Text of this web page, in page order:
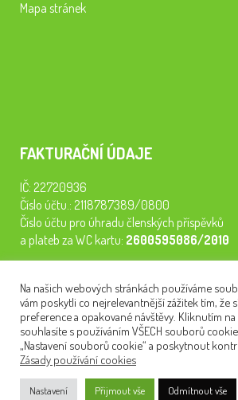
Mapa stránek
FAKTURAČNÍ ÚDAJE
IČ: 22720936
Číslo účtu.: 2118787389/0800
Číslo účtu pro úhradu členských příspěvků
a plateb za WC kartu: 2600595086/2010
semináře, konferenci, plavbu na lodi a WC
tiskneme odborné publikace pro pacienty.
NEWSLETTER
Na našich webových stránkách používáme
vám poskytli co nejrelevantnější zážitek tím, že
preference a opakované návštěvy. Kliknutím na
souhlasíte s používáním VŠECH souborů
„Nastavení souborů cookie“ a poskytnout
Zásady používání cookies
Nastavení Přijmout vše Odmítnout vše